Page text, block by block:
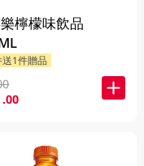
檸檬味飲品
送1件贈品
.00